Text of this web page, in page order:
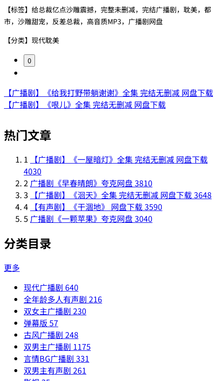
【标签】给总裁亿点沙雕震撼，完整未删减，完结广播剧，耽美，都
市，沙雕甜宠，反差总裁，高音质MP3，广播剧网盘
【分类】现代耽美
0
【广播剧】《给我打野带躺谢谢》全集 完结无删减 网盘下载
【广播剧】《哏儿》全集 完结无删减 网盘下载
热门文章
1
【广播剧】《一屋暗灯》全集 完结无删减 网盘下载
4030
2 广播剧《早春晴朗》夸克网盘3810
3
【广播剧】《洄天》全集 完结无删减 网盘下载3648
4 【有声剧】《干涸地》 网盘下载3590
5 广播剧《一颗苹果》夸克网盘3040
分类目录
更多
现代广播剧 640
全年龄多人有声剧 216
双女主广播剧 230
弹幕版 57
古风广播剧 248
双男主广播剧 1175
言情BG广播剧 331
双男主有声剧 261